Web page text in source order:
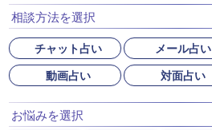
相談方法を選択
チャット占い メール占い
動画占い
対面占い
お悩みを選択